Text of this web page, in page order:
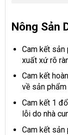
Nông Sản
Cam kết sản
xuất xứ rõ
Cam kết
về sản phẩm
Cam kết 1
lỗi do nhà
Cam kết sản